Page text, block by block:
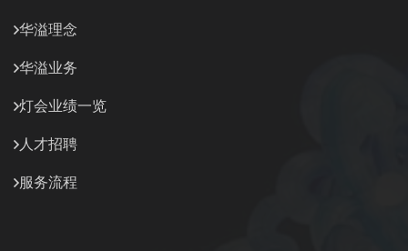
华溢理念
华溢业务
灯会业绩一览
人才招聘
服务流程